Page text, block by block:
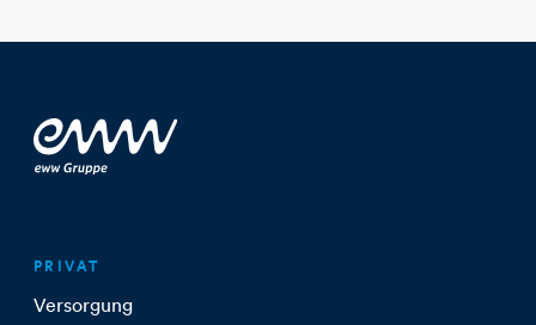
PRIVAT
Versorgung